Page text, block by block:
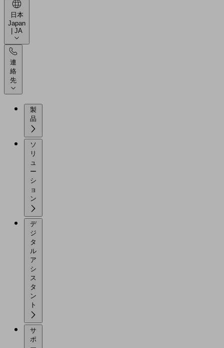
日本
Japan
| JA
連
絡
先
製
ソ
リ
ュ
ー
シ
ョ
デ
ジ
タ
ル
ア
シ
ス
タ
ン
サ
ポ